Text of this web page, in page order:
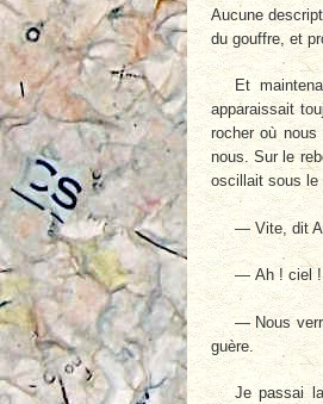
Aucune
du gouffre, et
Et
apparaissait
rocher où
nous. Sur le
oscillait sous le
— Vite, dit
— Ah ! ciel !
— Nous
guère.
Je passai